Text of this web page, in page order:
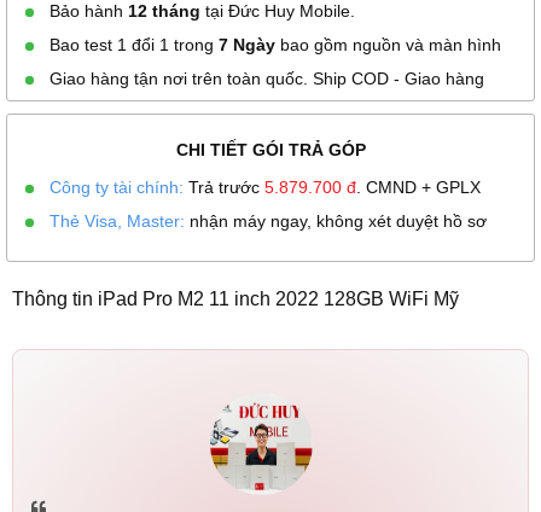
Bảo hành 12 tháng tại Đức Huy Mobile.
Bao test 1 đổi 1 trong 7 Ngày bao gồm nguồn và màn hình
Giao hàng tận nơi trên toàn quốc. Ship COD - Giao hàng
CHI TIẾT GÓI TRẢ GÓP
Công ty tài chính: Trả trước 5.879.700 đ . CMND + GPLX
Thẻ Visa, Master: nhận máy ngay, không xét duyệt hồ sơ
Thông tin iPad Pro M2 11 inch 2022 128GB WiFi Mỹ